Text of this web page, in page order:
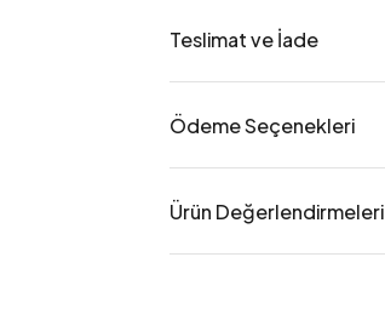
Teslimat ve İade
Ödeme Seçenekleri
Ürün Değerlendirmeleri